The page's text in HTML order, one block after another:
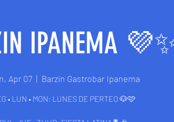
IPANEMA
Apr 07
  |
Barzin Gastrobar Ipanema
• LUN • MON: LUNES DE PERTEO 🐶🩷